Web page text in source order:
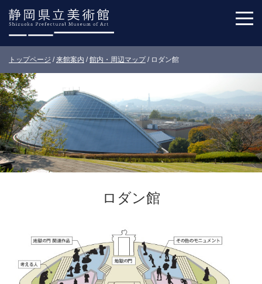
トップページ / 来館案内 / 館内・周辺マップ/ ロダン館
ロダン館